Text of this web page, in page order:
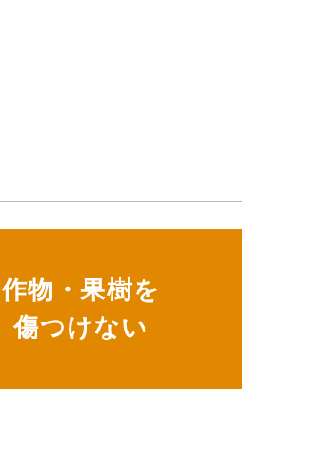
作物・果樹を
傷つけない